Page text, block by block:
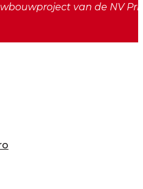
van de NV